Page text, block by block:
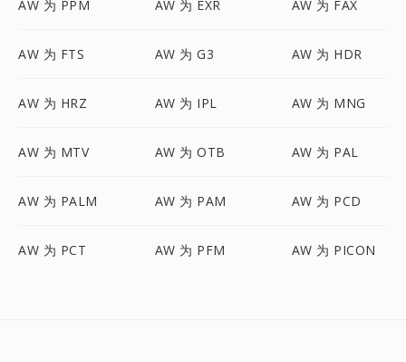
AW 为 PPM AW 为 EXR AW 为 FAX
AW 为 FTS AW 为 G3 AW 为 HDR
AW 为 HRZ AW 为 IPL AW 为 MNG
AW 为 MTV AW 为 OTB AW 为 PAL
AW 为 PALM AW 为 PAM AW 为 PCD
AW 为 PCT AW 为 PFM AW 为 PICON